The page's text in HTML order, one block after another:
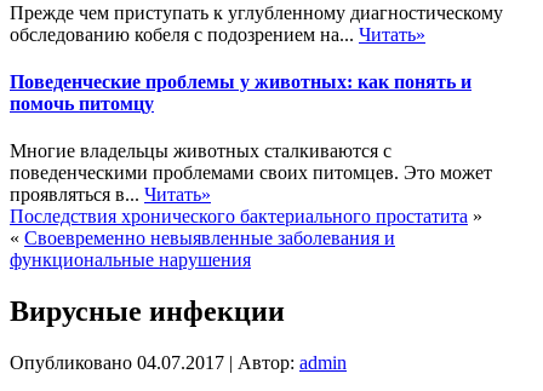
Прежде чем приступать к углубленному диагностическому
обследованию кобеля с подозрением на... Читать»
Поведенческие проблемы у животных: как понять и
помочь питомцу
Многие владельцы животных сталкиваются с
поведенческими проблемами своих питомцев. Это может
проявляться в... Читать»
Последствия хронического бактериального простатита »
« Своевременно невыявленные заболевания и
функциональные нарушения
Вирусные инфекции
Опубликовано 04.07.2017 | Автор: admin